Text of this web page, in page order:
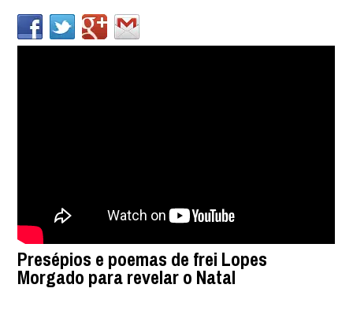
Presépios e poemas de frei Lopes
Morgado para revelar o Natal